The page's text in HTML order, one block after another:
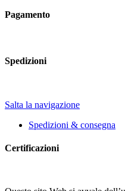
Pagamento
Spedizioni
Salta la navigazione
Spedizioni & consegna
Certificazioni